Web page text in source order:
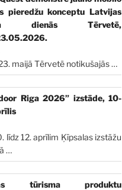
pieredžu konceptu Latvijas
dienās Tērvetē,
maijā Tērvetē notikušajās…
Riga 2026” izstāde, 10-
līdz 12. aprīlim Ķīpsalas izstāžu
…
tūrisma produktu